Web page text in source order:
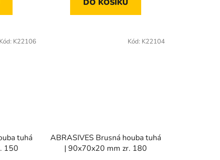
DO KOŠÍKU
tuhá
150
Kód: K22106
ABRASIVES Brusná houba tuhá
| 90x70x20 mm zr. 180
Kód: K22104